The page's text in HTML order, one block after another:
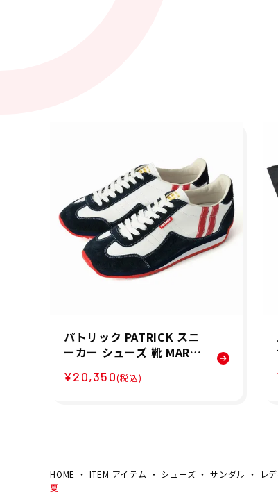
パトリック PATRICK スニ
ーカー シューズ 靴 MARA
0th レザー 506510-WHT
¥20,350(税込)
HOME ITEM アイテム シューズ サンダル レ
夏